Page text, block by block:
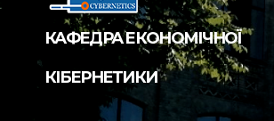
КАФЕДРА ЕКОНОМІЧНОЇ
КІБЕРНЕТИКИ